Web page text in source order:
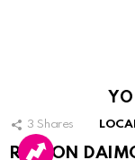
3 Shares
RINCON